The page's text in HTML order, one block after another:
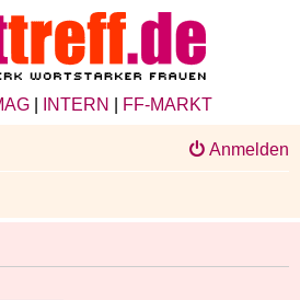
| INTERN FF-MARKT
Anmelden